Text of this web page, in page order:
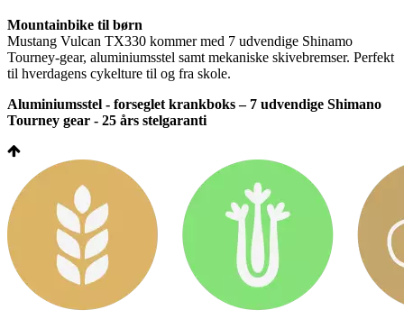
Mountainbike til børn
Mustang Vulcan TX330 kommer med 7 udvendige Shinamo
Tourney-gear, aluminiumsstel samt mekaniske skivebremser. Perfekt
til hverdagens cykelture til og fra skole.
Aluminiumsstel - forseglet krankboks – 7 udvendige Shimano
Tourney gear - 25 års stelgaranti